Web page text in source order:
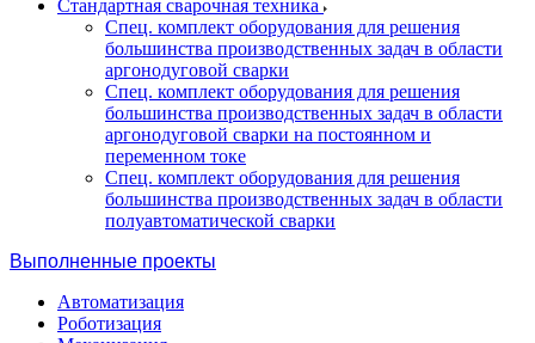
Стандартная сварочная техника
Спец. комплект оборудования для решения
большинства производственных задач в области
аргонодуговой сварки
Спец. комплект оборудования для решения
большинства производственных задач в области
аргонодуговой сварки на постоянном и
переменном токе
Спец. комплект оборудования для решения
большинства производственных задач в области
полуавтоматической сварки
Выполненные проекты
Автоматизация
Роботизация